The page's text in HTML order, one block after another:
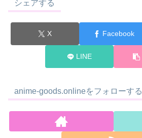
シェアする
X Facebook
LINE
anime-goods.onlineをフォローする